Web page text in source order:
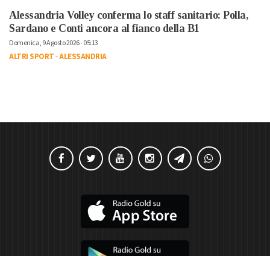
Alessandria Volley conferma lo staff sanitario: Polla,
Sardano e Conti ancora al fianco della B1
Domenica, 9 Agosto 2026 - 05:13
ALTRI SPORT-ALESSANDRIA